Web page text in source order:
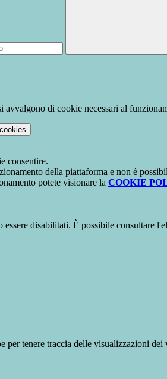
di cookie necessari al
consentire.
della piattaforma e non è
potete visionare la COOKIE
disabilitati. È possibile consultare
per tenere traccia delle visualizzazioni